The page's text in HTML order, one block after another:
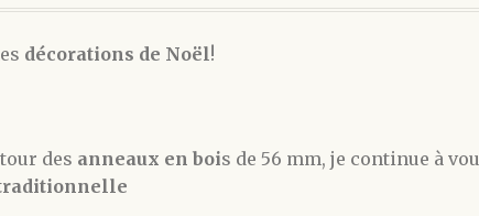
décorations de Noël!
des anneaux en bois de 56 mm, je continue à